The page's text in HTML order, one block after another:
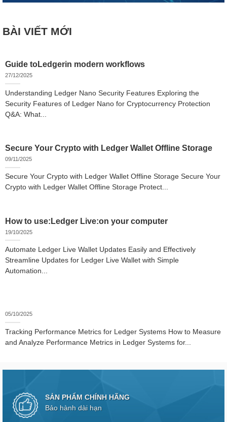
BÀI VIẾT MỚI
Guide toLedgerin modern workflows
27/12/2025
Understanding Ledger Nano Security Features Exploring the
Security Features of Ledger Nano for Cryptocurrency Protection
Q&A: What...
Secure Your Crypto with Ledger Wallet Offline Storage
09/11/2025
Secure Your Crypto with Ledger Wallet Offline Storage Secure Your
Crypto with Ledger Wallet Offline Storage Protect...
How to use:Ledger Live:on your computer
19/10/2025
Automate Ledger Live Wallet Updates Easily and Effectively
Streamline Updates for Ledger Live Wallet with Simple
Automation...
05/10/2025
Tracking Performance Metrics for Ledger Systems How to Measure
and Analyze Performance Metrics in Ledger Systems for...
SẢN PHẨM CHÍNH HÃNG
Bảo hành dài hạn